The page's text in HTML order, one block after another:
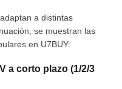
a distintas
se muestran las
en U7BUY:
a corto plazo (1/2/3